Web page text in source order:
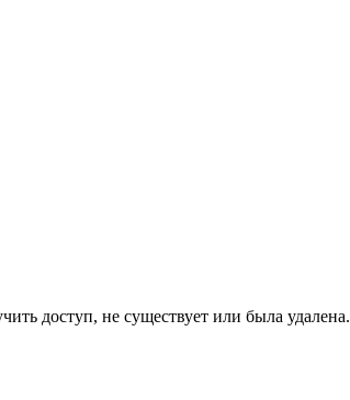
доступ, не существует или была удалена.